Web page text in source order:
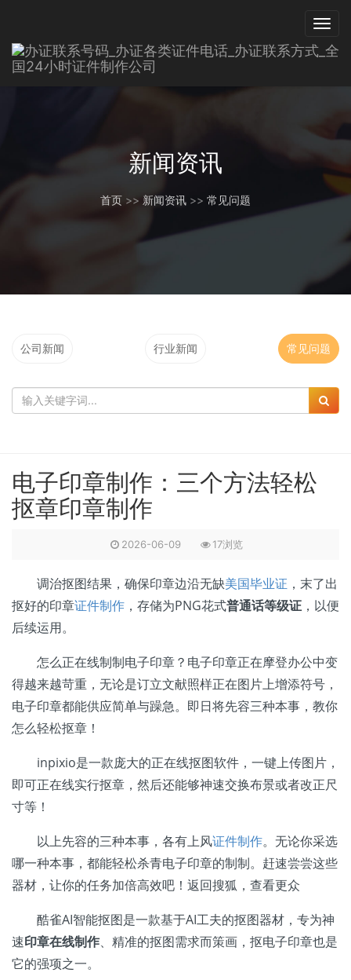
新闻资讯
首页 >> 新闻资讯 >> 常见问题
公司新闻 行业新闻 常见问题
电子印章制作：三个方法轻松
抠章印章制作
2026-06-09 17浏览
调治抠图结果，确保印章边沿无缺美国毕业证 ，末了出
抠好的印章证件制作 ，存储为PNG花式普通话等级证 ，以便
后续运用。
怎么正在线制制电子印章？电子印章正在摩登办公中变
得越来越苛重，无论是订立文献照样正在图片上增添符号，
电子印章都能供应简单与躁急。即日将先容三种本事，教你
怎么轻松抠章！
inpixio是一款庞大的正在线抠图软件，一键上传图片，
即可正在线实行抠章，然后还能够神速交换布景或者改正尺
寸等！
以上先容的三种本事，各有上风证件制作。无论你采选
哪一种本事，都能轻松杀青电子印章的制制。赶速尝尝这些
器材，让你的任务加倍高效吧！返回搜狐，查看更众
酷雀AI智能抠图是一款基于AI工夫的抠图器材，专为神
速印章在线制作、精准的抠图需求而策画，抠电子印章也是
它的强项之一。